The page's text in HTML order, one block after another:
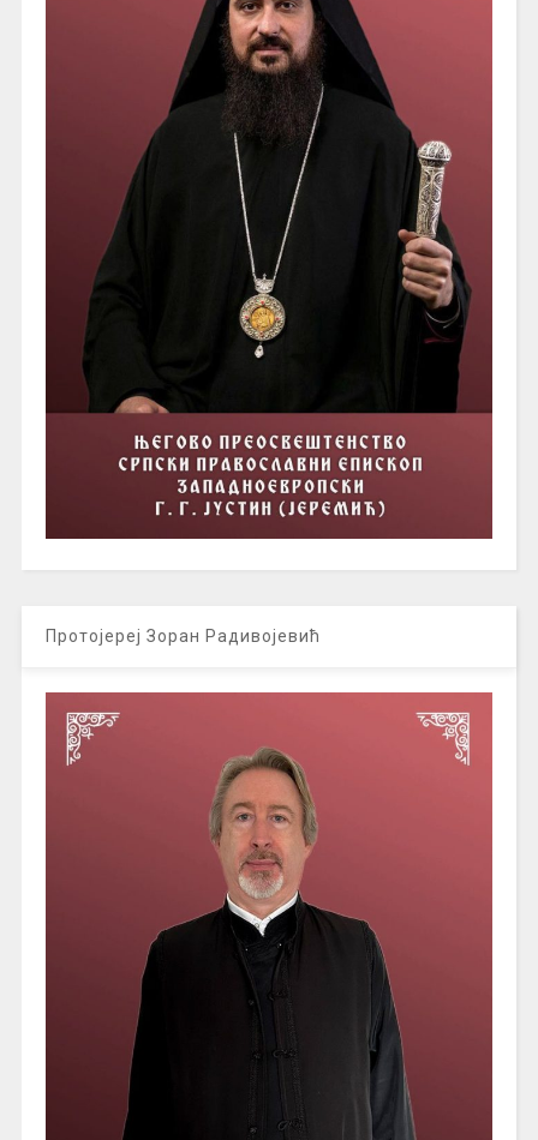
Протојереј Зоран Радивојевић